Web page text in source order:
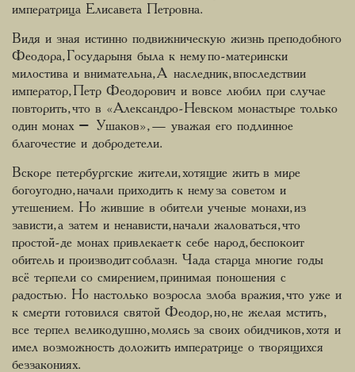
императрица Елисавета Петровна.
Видя и зная истинно подвижническую жизнь преподобного
Феодора, Государыня была к нему по-матерински
милостива и внимательна, А наследник, впоследствии
император, Петр Феодорович и вовсе любил при случае
повторить, что в «Александро-Невском монастыре только
один монах – Ушаков», — уважая его подлинное
благочестие и добродетели.
Вскоре петербургские жители, хотящие жить в мире
богоугодно, начали приходить к нему за советом и
утешением. Но жившие в обители ученые монахи, из
зависти, а затем и ненависти, начали жаловаться, что
простой-де монах привлекает к себе народ, беспокоит
обитель и производит соблазн. Чада старца многие годы
всё терпели со смирением, принимая поношения с
радостью. Но настолько возросла злоба вражия, что уже и
к смерти готовился святой Феодор, но, не желая мстить,
все терпел великодушно, молясь за своих обидчиков, хотя и
имел возможность доложить императрице о творящихся
беззакониях.